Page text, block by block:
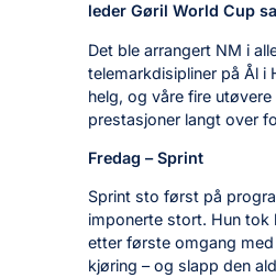
leder Gøril World Cup
Det ble arrangert NM i
telemarkdisipliner på Ål i
helg, og våre fire utøvere
prestasjoner langt over
Fredag – Sprint
Sprint sto først på
imponerte stort. Hun tok
etter første omgang
kjøring – og slapp den